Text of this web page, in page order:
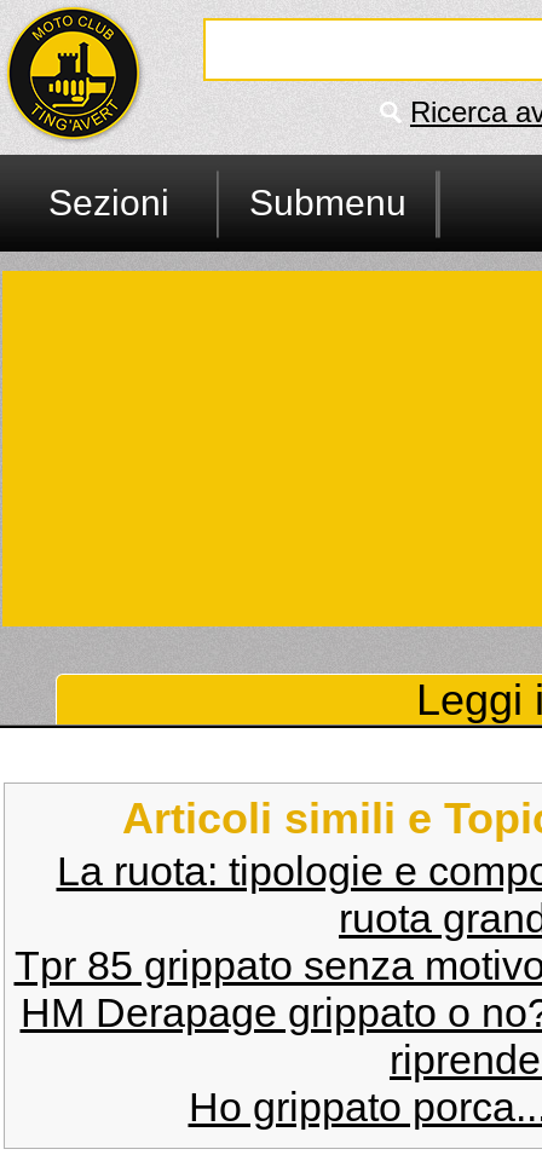
Ricerca
Sezioni Submenu
Leggi
Articoli simili e
La ruota: tipologie e
ruota
Tpr 85 grippato senza
HM Derapage grippato o
Ho grippato